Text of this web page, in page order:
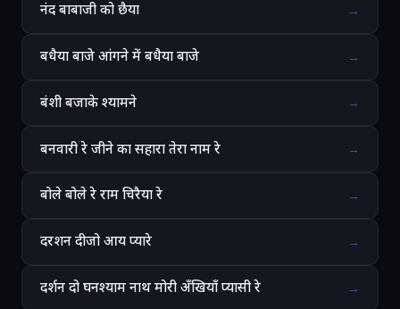
नंद बाबाजी को छैया →
बधैया बाजे आंगने में बधैया बाजे →
बंशी बजाके श्यामने →
बनवारी रे जीने का सहारा तेरा नाम रे →
बोले बोले रे राम चिरैया रे →
दरशन दीजो आय प्यारे →
दर्शन दो घनश्याम नाथ मोरी अँखियाँ प्यासी रे →